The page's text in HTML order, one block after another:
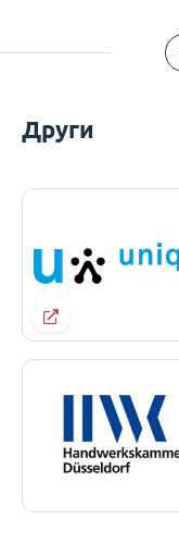
Други